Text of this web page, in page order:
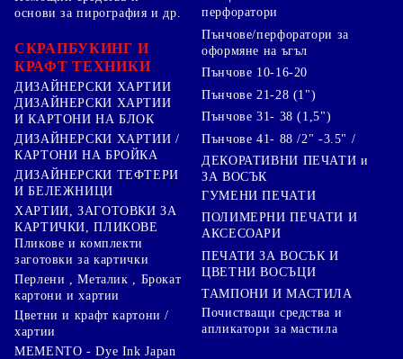
основи за пирография и др.
СКРАПБУКИНГ И
КРАФТ ТЕХНИКИ
ДИЗАЙНЕРСКИ ХАРТИИ
ДИЗАЙНЕРСКИ ХАРТИИ
И КАРТОНИ НА БЛОК
ДИЗАЙНЕРСКИ ХАРТИИ /
КАРТОНИ НА БРОЙКА
ДИЗАЙНЕРСКИ ТЕФТЕРИ
И БЕЛЕЖНИЦИ
ХАРТИИ, ЗАГОТОВКИ ЗА
КАРТИЧКИ, ПЛИКОВЕ
Пликове и комплекти
заготовки за картички
Перлени , Металик , Брокат
картони и хартии
Цветни и крафт картони /
хартии
перфоратори
Пънчове/перфоратори за
оформяне на ъгъл
Пънчове 10-16-20
Пънчове 21-28 (1")
Пънчове 31- 38 (1,5")
Пънчове 41- 88 /2" -3.5" /
ДЕКОРАТИВНИ ПЕЧАТИ и
ЗА ВОСЪК
ГУМЕНИ ПЕЧАТИ
ПОЛИМЕРНИ ПЕЧАТИ И
АКСЕСОАРИ
ПЕЧАТИ ЗА ВОСЪК И
ЦВЕТНИ ВОСЪЦИ
ТАМПОНИ И МАСТИЛА
Почистващи средства и
апликатори за мастила
MEMENTO - Dye Ink Japan